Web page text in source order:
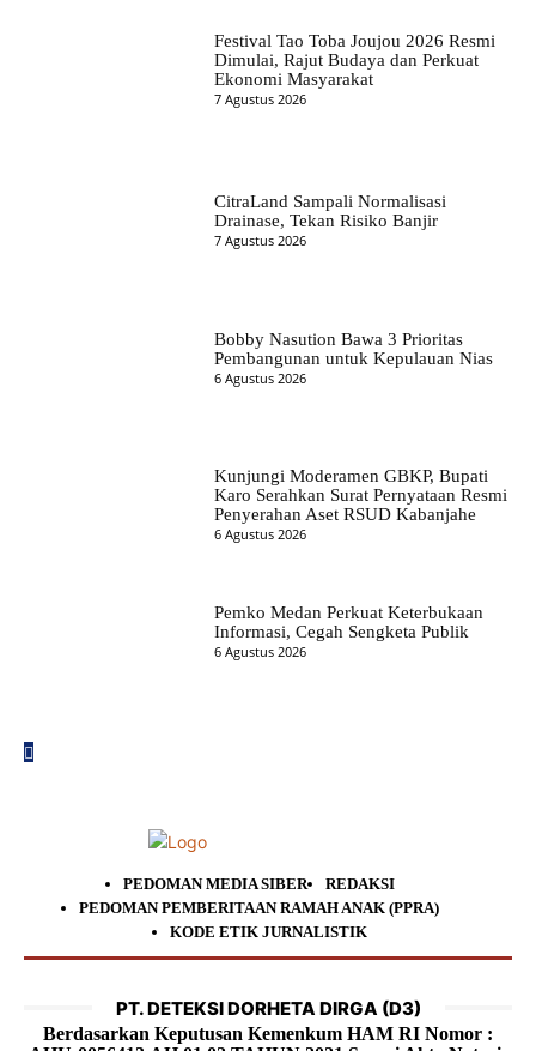
Festival Tao Toba Joujou 2026 Resmi
Dimulai, Rajut Budaya dan Perkuat
Ekonomi Masyarakat
7 Agustus 2026
CitraLand Sampali Normalisasi
Drainase, Tekan Risiko Banjir
7 Agustus 2026
Bobby Nasution Bawa 3 Prioritas
Pembangunan untuk Kepulauan Nias
6 Agustus 2026
Kunjungi Moderamen GBKP, Bupati
Karo Serahkan Surat Pernyataan Resmi
Penyerahan Aset RSUD Kabanjahe
6 Agustus 2026
Pemko Medan Perkuat Keterbukaan
Informasi, Cegah Sengketa Publik
6 Agustus 2026
PEDOMAN MEDIA SIBER
REDAKSI
PEDOMAN PEMBERITAAN RAMAH ANAK (PPRA)
KODE ETIK JURNALISTIK
PT. DETEKSI DORHETA DIRGA (D3)
Berdasarkan Keputusan Kemenkum HAM RI Nomor :